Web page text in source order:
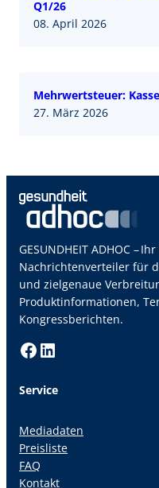
Q1/26
08. April 2026
Mehrwertsteuer:
27. März 2026
GESUNDHEIT ADHOC –
Nachrichtenverteiler für
und zielgenaue
Produktinformationen,
Kongressberichten.
Facebook LinkedIn
Service
Mediadaten
Preisliste
FAQ
Kontakt